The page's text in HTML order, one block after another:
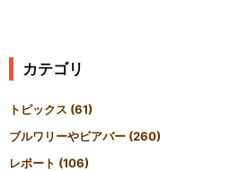
カテゴリ
トピックス (61)
ブルワリーやビアバー (260)
レポート (106)